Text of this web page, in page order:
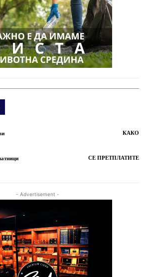
КАКО
СЕ ПРЕТПЛАТИТЕ
- Advertisement -